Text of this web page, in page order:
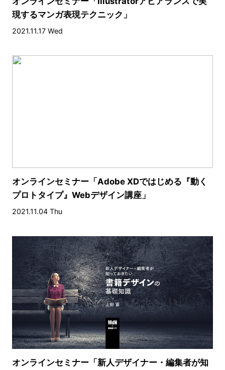
現するマンガ表現テクニック」
2021.11.17 Wed
オンラインセミナー「Adobe XDではじめる『動く
プロトタイプ』Webデザイン講座」
2021.11.04 Thu
オンラインセミナー「新人デザイナー・編集者が知